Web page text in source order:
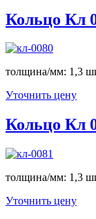
Кольцо Кл
толщина/мм: 1,3
Уточнить цену
Кольцо Кл
толщина/мм: 1,3
Уточнить цену